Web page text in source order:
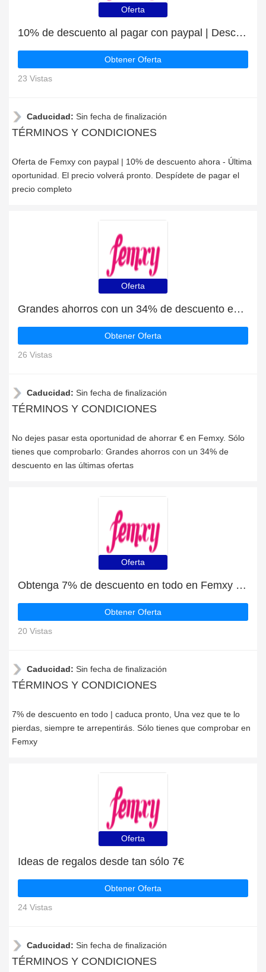
Oferta
10% de descuento al pagar con paypal | Descuento para Femxy
Obtener Oferta
23 Vistas
Caducidad: Sin fecha de finalización
TÉRMINOS Y CONDICIONES
Oferta de Femxy con paypal | 10% de descuento ahora - Última
oportunidad. El precio volverá pronto. Despídete de pagar el
precio completo
Oferta
Grandes ahorros con un 34% de descuento en las últimas ofertas
Obtener Oferta
26 Vistas
Caducidad: Sin fecha de finalización
TÉRMINOS Y CONDICIONES
No dejes pasar esta oportunidad de ahorrar € en Femxy. Sólo
tienes que comprobarlo: Grandes ahorros con un 34% de
descuento en las últimas ofertas
Oferta
Obtenga 7% de descuento en todo en Femxy | caduca pronto
Obtener Oferta
20 Vistas
Caducidad: Sin fecha de finalización
TÉRMINOS Y CONDICIONES
7% de descuento en todo | caduca pronto, Una vez que te lo
pierdas, siempre te arrepentirás. Sólo tienes que comprobar en
Femxy
Oferta
Ideas de regalos desde tan sólo 7€
Obtener Oferta
24 Vistas
Caducidad: Sin fecha de finalización
TÉRMINOS Y CONDICIONES